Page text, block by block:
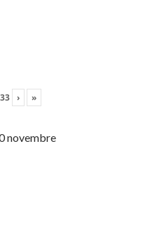
33 › »
novembre